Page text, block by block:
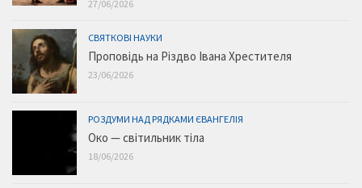
27/06/2026
СВЯТКОВІ НАУКИ
Проповідь на Різдво Івана Хрестителя
23/06/2026
РОЗДУМИ НАД РЯДКАМИ ЄВАНГЕЛІЯ
Око — світильник тіла
18/06/2026